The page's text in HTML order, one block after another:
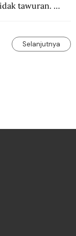
tawuran.
Selanjutnya